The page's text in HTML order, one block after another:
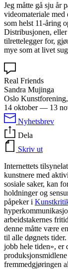
Jeg måtte gå sju år
videomateriale med
som helst 11-åring
Distribusjonen,
tilrettelegger for,
mye som at livet
Real Friends
Sandra Mujinga
Oslo
14 oktober— 13
Nyhetsbrev
Dela
Skriv ut
Internettets
kunstnere med
sosiale saker, kan
holdninger og
påpeker i
arbeidstakernes
denne måtte være
til alle døgnets
jobb hele tiden», er
fremmedgjøringen